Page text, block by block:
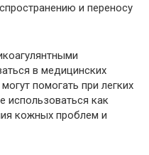
и переносу
в медицинских
помогать при легких
использоваться как
кожных проблем и